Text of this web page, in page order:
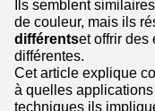
Ils semblent
de couleur, mais ils
différentset offrir des
différentes.
Cet article explique
à quelles
techniques ils